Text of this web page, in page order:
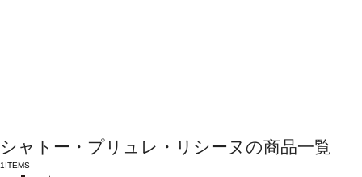
シャトー・プリュレ・リシーヌの商品一覧
1 ITEMS